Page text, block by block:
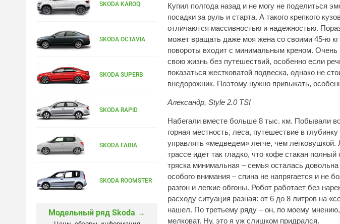
Купил полгода назад и не могу не поделиться
посадки за руль и старта. А такого крепкого
отличаются массивностью и надежностью.
может вращать даже моя жена со своими 45-ю
повороты входит с минимальным креном.
свою жизнь без путешествий, особенно если
показаться жестковатой подвеска, однако не
внедорожник. Поэтому нужно привыкать,
Александр, Style 2.0 TSI
Набегали вместе больше 8 тыс. км. Побывали
горная местность, леса, путешествие в
управлять «медведем» легче, чем
трассе идет так гладко, что кофе стакан
тряска минимальная – семья осталась
особого внимания – спина не напрягается и не
разгон и легкие обгоны. Робот работает без
расходу ситуация разная: от 6 до 8 литров на
нашел. По третьему ряду – он, по моему
мелковат. Ну, это я уж слишком придрался.
SKODA KAROQ
SKODA OCTAVIA
SKODA SUPERB
SKODA RAPID
SKODA FABIA
SKODA ROOMSTER
Модельный ряд Skoda →